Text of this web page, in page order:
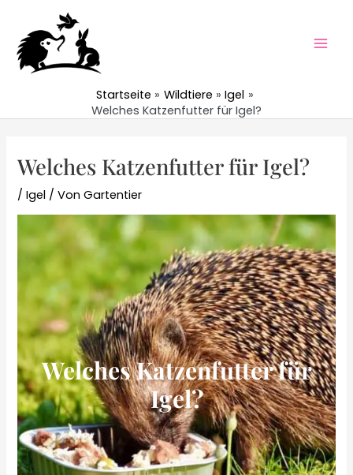
springen
Startseite Wildtiere
Igel
Welches Katzenfutter für Igel?
Welches Katzenfutter für Igel?
/Igel / VonGartentier
Welches Katzenfutter für
Igel?